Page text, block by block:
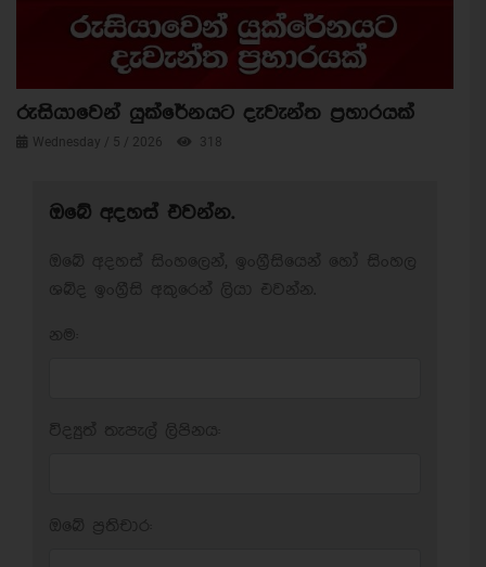
රුසියාවෙන් යුක්රේනයට දැවැන්ත ප්‍රහාරයක්
Wednesday / 5 / 2026 318
ඔබේ අදහස් එවන්න.